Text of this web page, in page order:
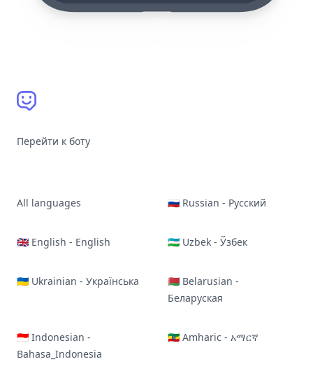
Перейти к боту
All languages 🇷🇺 Russian - Русский
🇬🇧 English - English 🇺🇿 Uzbek - Ўзбек
🇺🇦 Ukrainian - Українська
🇧🇾 Belarusian -
Беларуская
🇮🇩 Indonesian -
Bahasa_Indonesia
🇪🇹 Amharic - አማርኛ